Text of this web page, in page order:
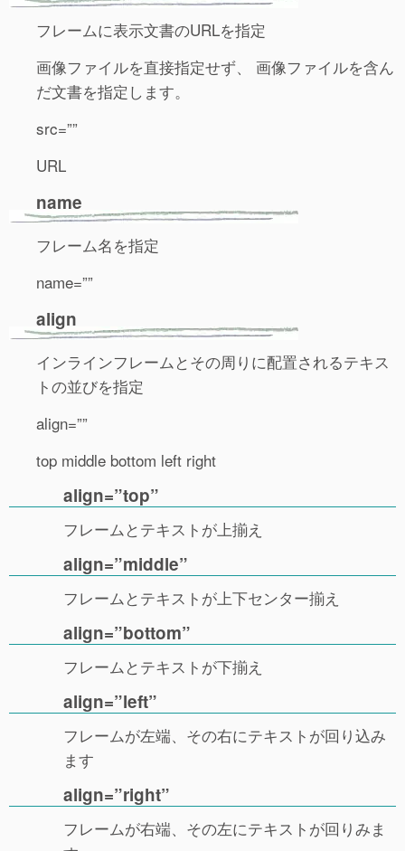
フレームに表示文書のURLを指定
画像ファイルを直接指定せず、 画像ファイルを含ん
だ文書を指定します。
src=””
URL
name
フレーム名を指定
name=””
align
インラインフレームとその周りに配置されるテキス
トの並びを指定
align=””
top middle bottom left right
align=”top”
フレームとテキストが上揃え
align=”middle”
フレームとテキストが上下センター揃え
align=”bottom”
フレームとテキストが下揃え
align=”left”
フレームが左端、その右にテキストが回り込み
ます
align=”right”
フレームが右端、その左にテキストが回りみま